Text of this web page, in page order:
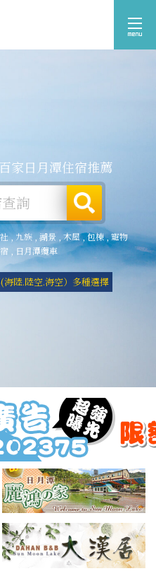
家日月潭住宿推薦
,九族,湖景 木屋,包棟,寵物
日月潭纜車
陸.陸空.海空）多種選擇